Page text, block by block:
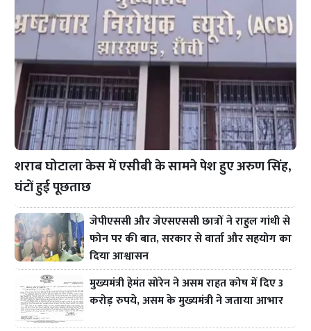
शराब घोटाला केस में एसीबी के सामने पेश हुए अरुण सिंह,
घंटों हुई पूछताछ
जेपीएससी और जेएसएससी छात्रों ने राहुल गांधी से
फोन पर की बात, सरकार से वार्ता और सहयोग का
दिया आश्वासन
मुख्यमंत्री हेमंत सोरेन ने असम राहत कोष में दिए 3
करोड़ रुपये, असम के मुख्यमंत्री ने जताया आभार